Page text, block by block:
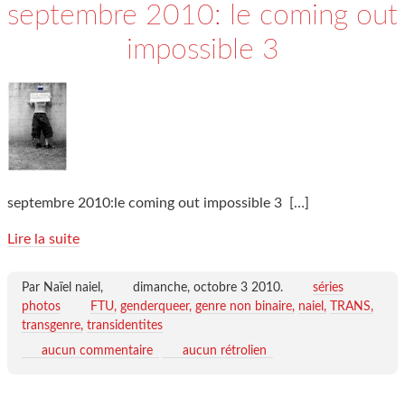
septembre 2010: le coming out
impossible 3
septembre 2010:le coming out impossible 3 […]
Lire la suite
Par Naïel naiel, dimanche, octobre 3 2010.
séries
photos
FTU genderqueer genre non binaire naiel
TRANS
transgenre transidentites
aucun commentaire
aucun rétrolien